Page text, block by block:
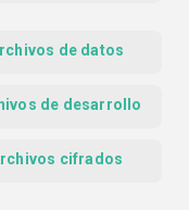
de datos
de desarrollo
cifrados